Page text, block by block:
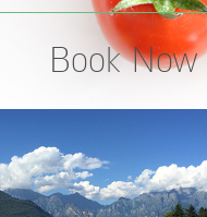
Book Now